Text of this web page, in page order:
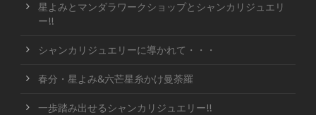
星よみとマンダラワークショップとシャンカリジュエリ
ー!!
シャンカリジュエリーに導かれて・・・
春分・星よみ&六芒星糸かけ曼荼羅
一歩踏み出せるシャンカリジュエリー!!